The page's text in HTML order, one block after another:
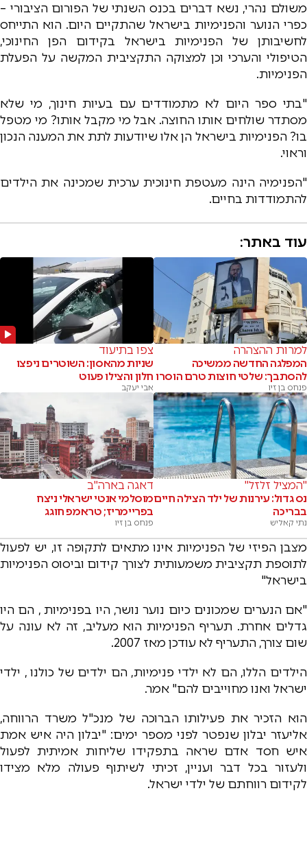
משולם נהרי, נשא דברים בכנס השנתי של הפורום הציבורי –
כפרי הנוער והפנימיות בישראל שהתקיים היום. הוא התייחס
לחשיבותן של הפנימיות בישראל בקידום הפן החינוכי,
הטיפולי והערכי וכן למצוקה התקציבית המקשה על הפעלת
הפנימיות.
"בתי ספר היום לא מתמודדים עם בעיות חינוך, מי שלא
מסתדר שולחים אותו החוצה. אבל מי מקבל אותו? מי מטפל
בו? הפנימיות בישראל הן אלו שיודעות לתת את המענה הנכון
וראוי.
"הפנימיה הינה מעטפת חינוכית ערכית שמכינה את הילדים
להתמודדות בחיים.
עוד באתר:
למרות ההצהרה
המפלגה החדשה ממשיכה
להסתבך: שלטי חוצות טרם הוסרו
פנחס בן זיו
צפו בתיעוד
שניות מהאסון: השוטרים ניפצו
חלון והצילו פעוט
אבי יעקב
"המציל זלזל"
נס גדול: עירנות של ילד הצילה חיים
בבריכה
נתי קאליש
דאגה בארה"ב
מוסלמי אנטי ישראלי ניצח
בפריימריז; טראמפ חוגג
פנחס בן זיו
מצבן הפיזי של הפנימיות אינו מתאים לתקופה זו, יש לפעול
לתוספת תקציבית משמעותית לצורך קידום וביסוס הפנימיות
בישראל"
"אם הנערים שמכונים כיום נוער נושר, היו בפנימיות , הם היו
גדלים אחרת. תעריף הפנימיות הוא מעליב, זה לא עונה על
שום צורך, התעריף לא עודכן מאז 2007.
הילדים הללו, הם לא ילדי פנימיות, הם ילדים של כולנו , ילדי
ישראל ואנו מחוייבים להם" אמר.
הוא הזכיר את פעילותו הברוכה של מנכ"ל משרד הרווחה,
אליעזר יבלון שנפטר לפני מספר ימים: "יבלון היה איש אמת
איש חסד אדם שראה בתפקידו שליחות אמיתית לפעול
ולעזור בכל דבר ועניין, זכיתי לשיתוף פעולה מלא מצידו
לקידום רווחתם של ילדי ישראל.